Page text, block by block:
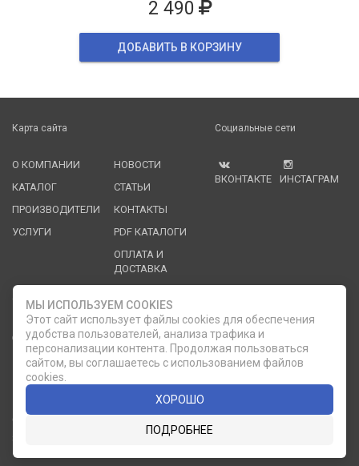
2 490
ДОБАВИТЬ В КОРЗИНУ
Карта сайта
О КОМПАНИИ
КАТАЛОГ
ПРОИЗВОДИТЕЛИ
УСЛУГИ
НОВОСТИ
СТАТЬИ
КОНТАКТЫ
PDF КАТАЛОГИ
ОПЛАТА И
ДОСТАВКА
Социальные сети
ВКОНТАКТЕ ИНСТАГРАМ
Служба клиентской поддержки
ОБРАТНЫЙ ЗВОНОК phone
8 (812) 335-21-16
8 (812) 335-21-17 7 (911) 947-43-48
© 2007 — 2026 Компания «Мир Посуды». Все права
МЫ ИСПОЛЬЗУЕМ COOKIES
Этот сайт использует файлы cookies для обеспечения
удобства пользователей, анализа трафика и
персонализации контента. Продолжая пользоваться
сайтом, вы соглашаетесь с использованием файлов
cookies.
ХОРОШО
ПОДРОБНЕЕ